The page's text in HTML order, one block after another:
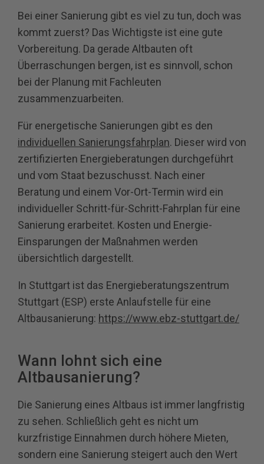
Bei einer Sanierung gibt es viel zu tun, doch was
kommt zuerst? Das Wichtigste ist eine gute
Vorbereitung. Da gerade Altbauten oft
Überraschungen bergen, ist es sinnvoll, schon
bei der Planung mit Fachleuten
zusammenzuarbeiten.
Für energetische Sanierungen gibt es den
individuellen Sanierungsfahrplan. Dieser wird von
zertifizierten Energieberatungen durchgeführt
und vom Staat bezuschusst. Nach einer
Beratung und einem Vor-Ort-Termin wird ein
individueller Schritt-für-Schritt-Fahrplan für eine
Sanierung erarbeitet. Kosten und Energie-
Einsparungen der Maßnahmen werden
übersichtlich dargestellt.
In Stuttgart ist das Energieberatungszentrum
Stuttgart (ESP) erste Anlaufstelle für eine
Altbausanierung: https://www.ebz-stuttgart.de/
Wann lohnt sich eine
Altbausanierung?
Die Sanierung eines Altbaus ist immer langfristig
zu sehen. Schließlich geht es nicht um
kurzfristige Einnahmen durch höhere Mieten,
sondern eine Sanierung steigert auch den Wert